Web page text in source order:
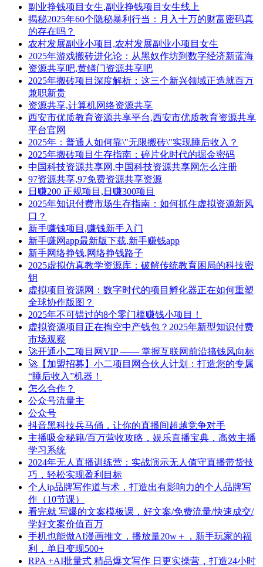
副业挣钱项目女生,副业挣钱项目女生线上
揭秘2025年60个隐秘暴利行当：月入十万的财富密码真
的存在吗？
农村发展副业小项目,农村发展副业小项目女生
2025年游戏搬砖进化论：从黑奴作坊到数字经济新蓝海
资源共享吧,黄鳝门资源共享吧
2025年搬砖项目深度解析：这三个新兴领域正造就百万
兼职新贵
资源共享,计算机网络资源共享
西安市优质教育资源共享平台,西安市优质教育资源共享
平台官网
2025年：普通人如何靠\"无限搬砖\"实现睡后收入？
2025年搬砖项目生存指南：碎片化时代的掘金密码
中国科技资源共享网,中国科技资源共享网怎么注册
97资源共享,97免费资源共享资源
日赚200 正规项目,日赚300项目
2025年知识付费市场生存指南：如何抓住虚拟资源新风
口？
新手赚钱项目,赚钱新手入门
新手赚网app最新版下载,新手赚钱app
新手网络挣钱,网络挣钱路子
2025虚拟仿真教学资源库：破解传统教育困局的科技密
钥
虚拟项目资源网：数字时代的项目孵化器正在如何重塑
全球协作版图？
2025年不可错过的8个零门槛赚钱小项目！
虚拟资源项目正在掏空中产钱包？2025年新型知识付费
市场观察
🚀开通小二项目网VIP —— 掌握互联网前沿搞钱风向标
🚀【加盟招募】小二项目网合伙人计划：打造您的专属
“睡后收入”机器！
怎么合作？
公众号流量主
公众号
抖音黑科技兵马俑，让你的直播间超越竞争对手
主播吸金秘籍/百万营收攻略，娱乐直播宝典，高效主播
学习系统
2024年无人直播训练营：实战演示无人值守直播带货技
巧，轻松实现盈利目标
个人ip品牌写作道与术，打造出有影响力的个人品牌写
作（10节课）
看完就 写爆的文案模板课，好文案/免费流量/快速成交/
学好文案价值百万
手机也能做AI漫画推文，播放量20w＋，新手玩家的福
利，单日变现500+
RPA +AI批量式 精品爆文写作 日更实操营，打造24小时